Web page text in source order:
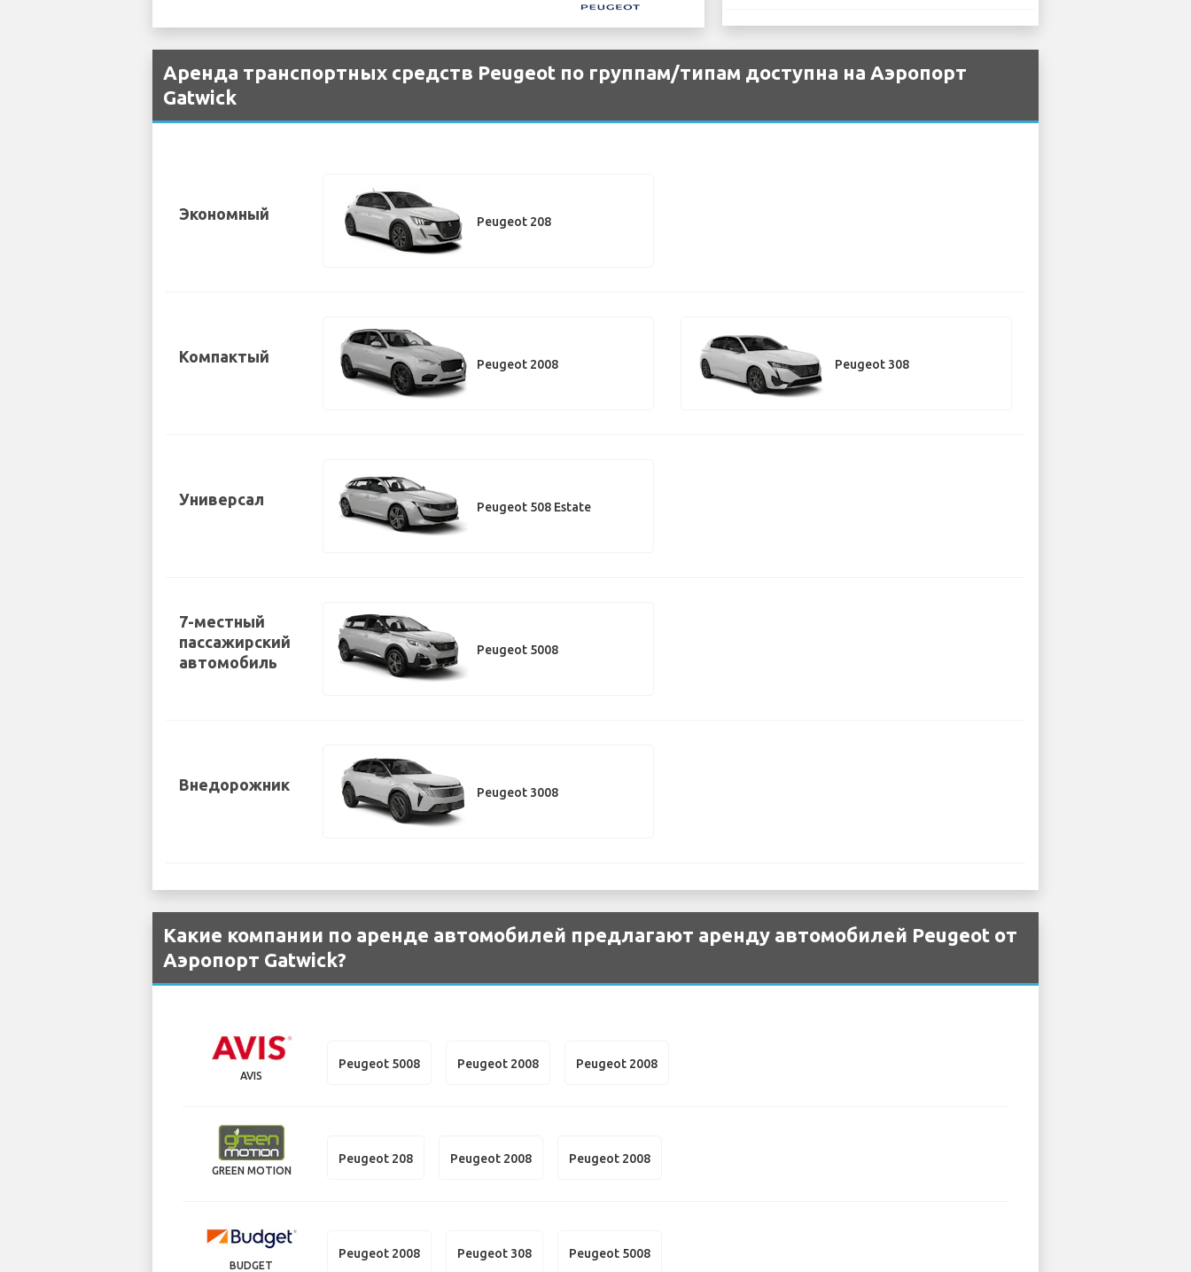
Аренда транспортных средств Peugeot по группам/типам доступна на Аэропорт
Gatwick
Экономный Peugeot 208
Компактый Peugeot 2008 Peugeot 308
Универсал Peugeot 508 Estate
7-местный
пассажирский
автомобиль
Peugeot 5008
Внедорожник Peugeot 3008
Какие компании по аренде автомобилей предлагают аренду автомобилей Peugeot от
Аэропорт Gatwick?
AVIS
Peugeot 5008 Peugeot 2008 Peugeot 2008
GREEN MOTION
Peugeot 208 Peugeot 2008 Peugeot 2008
BUDGET
Peugeot 2008 Peugeot 308 Peugeot 5008